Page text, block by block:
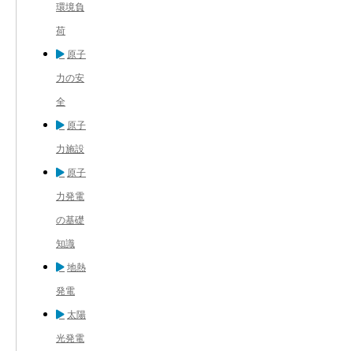
環境負
荷
原子
力の安
全
原子
力施設
原子
力発電
の基礎
知識
地熱
発電
太陽
光発電